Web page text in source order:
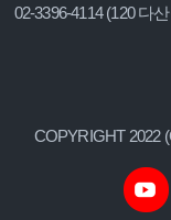
02-3396-4114 (120 다
COPYRIGHT 2022